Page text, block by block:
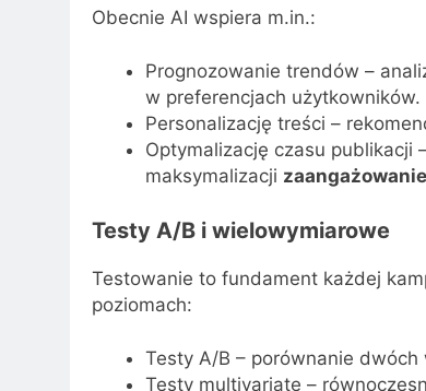
Obecnie AI wspiera m.in.:
Prognozowanie trendów –
w preferencjach użytkowników.
Personalizację treści –
Optymalizację czasu publikacji
maksymalizacji zaangażowanie
Testy A/B i wielowymiarowe
Testowanie to fundament każdej
poziomach:
Testy A/B – porównanie
Testy multivariate –